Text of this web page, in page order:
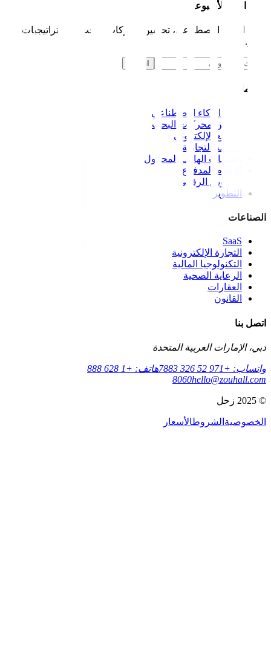
رؤى النمو الأسبوعية
أتمتة الذكاء الاصطناعي، تحسين محركات البحث، واستراتيجيات
النمو.
اشترك
الخدمات
أتمتة الذكاء الاصطناعي
تحسين محركات البحث
الموقع الإلكتروني
العلامة التجارية
تطبيقات الهاتف المحمول
الإعلام المدفوع
التسويق الرقمي
التطوير
الصناعات
SaaS
التجارة الإلكترونية
التكنولوجيا المالية
الرعاية الصحية
العقارات
القانون
اتصل بنا
دبي، الإمارات العربية المتحدة
واتساب: +971 52 326 7883
هاتف: +1 628 888
8060hello@zouhall.com
© 2025 زحل
الخصوصية الشروطالأسعار